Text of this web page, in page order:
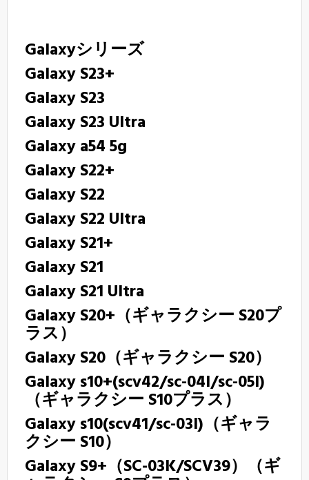
Galaxyシリーズ
Galaxy S23+
Galaxy S23
Galaxy S23 Ultra
Galaxy a54 5g
Galaxy S22+
Galaxy S22
Galaxy S22 Ultra
Galaxy S21+
Galaxy S21
Galaxy S21 Ultra
Galaxy S20+（ギャラクシー S20プ
ラス）
Galaxy S20（ギャラクシー S20）
Galaxy s10+(scv42/sc-04l/sc-05l)
（ギャラクシー S10プラス）
Galaxy s10(scv41/sc-03l)（ギャラ
クシー S10）
Galaxy S9+（SC-03K/SCV39）（ギ